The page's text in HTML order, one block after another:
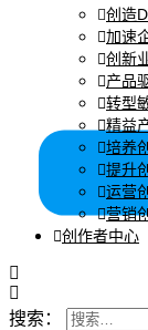
创造
加速
创新
产品
转型
精益
培养
提升
运营
营销
创作者中心
搜索：